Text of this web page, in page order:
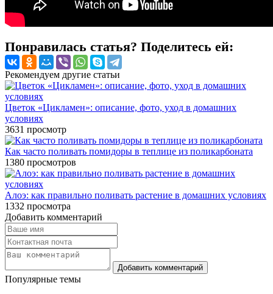
Понравилась статья? Поделитесь ей:
Рекомендуем другие статьи
Цветок «Цикламен»: описание, фото, уход в домашних
условиях
3631 просмотр
Как часто поливать помидоры в теплице из поликарбоната
1380 просмотров
Алоэ: как правильно поливать растение в домашних условиях
1332 просмотра
Добавить комментарий
Популярные темы